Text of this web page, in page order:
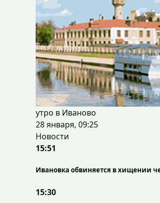
утро в Иваново
28 января, 09:25
Новости
15:51
Ивановка обвиняется в хищении
15:30